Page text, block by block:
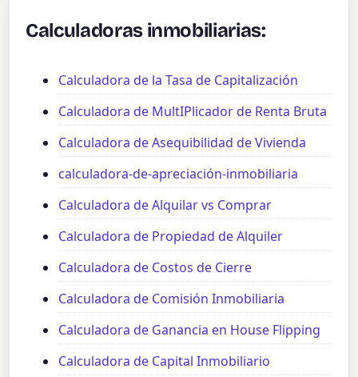
Calculadoras inmobiliarias:
Calculadora de la Tasa de Capitalización
Calculadora de MultIPlicador de Renta Bruta
Calculadora de Asequibilidad de Vivienda
calculadora-de-apreciación-inmobiliaria
Calculadora de Alquilar vs Comprar
Calculadora de Propiedad de Alquiler
Calculadora de Costos de Cierre
Calculadora de Comisión Inmobiliaria
Calculadora de Ganancia en House Flipping
Calculadora de Capital Inmobiliario